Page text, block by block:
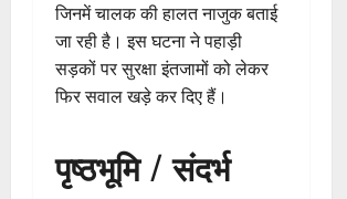
जिनमें चालक की हालत नाजुक बताई
जा रही है। इस घटना ने पहाड़ी
सड़कों पर सुरक्षा इंतजामों को लेकर
फिर सवाल खड़े कर दिए हैं।
पृष्ठभूमि / संदर्भ